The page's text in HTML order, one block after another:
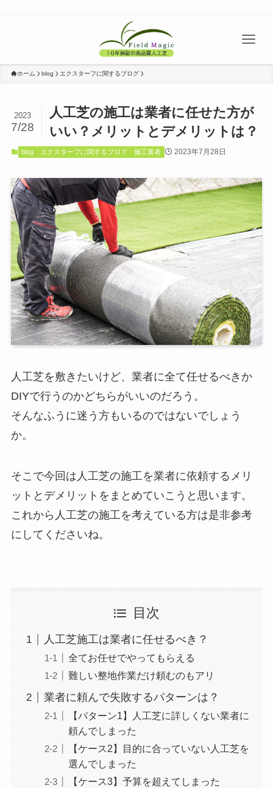
ホーム blog エクスターフに関するブログ
人工芝の施工は業者に任せた方が
いい？メリットとデメリットは？
2023
7/28
blog エクスターフに関するブログ 施工業者 2023年7月28日
人工芝を敷きたいけど、業者に全て任せるべきか
DIYで行うのかどちらがいいのだろう。
そんなふうに迷う方もいるのではないでしょう
か。
そこで今回は人工芝の施工を業者に依頼するメリ
ットとデメリットをまとめていこうと思います。
これから人工芝の施工を考えている方は是非参考
にしてくださいね。
目次
人工芝施工は業者に任せるべき？
全てお任せでやってもらえる
難しい整地作業だけ頼むのもアリ
業者に頼んで失敗するパターンは？
【パターン1】人工芝に詳しくない業者に
頼んでしまった
【ケース2】目的に合っていない人工芝を
選んでしまった
【ケース3】予算を超えてしまった